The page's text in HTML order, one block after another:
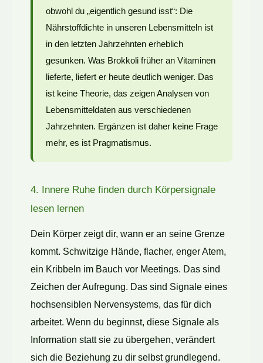
obwohl du „eigentlich gesund isst“: Die
Nährstoffdichte in unseren Lebensmitteln ist
in den letzten Jahrzehnten erheblich
gesunken. Was Brokkoli früher an Vitaminen
lieferte, liefert er heute deutlich weniger. Das
ist keine Theorie, das zeigen Analysen von
Lebensmitteldaten aus verschiedenen
Jahrzehnten. Ergänzen ist daher keine Frage
mehr, es ist Pragmatismus.
4. Innere Ruhe finden durch Körpersignale
lesen lernen
Dein Körper zeigt dir, wann er an seine Grenze
kommt. Schwitzige Hände, flacher, enger Atem,
ein Kribbeln im Bauch vor Meetings. Das sind
Zeichen der Aufregung. Das sind Signale eines
hochsensiblen Nervensystems, das für dich
arbeitet. Wenn du beginnst, diese Signale als
Information statt sie zu übergehen, verändert
sich die Beziehung zu dir selbst grundlegend.